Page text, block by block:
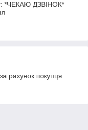
*ЧЕКАЮ ДЗВІНОК*
рахунок покупця